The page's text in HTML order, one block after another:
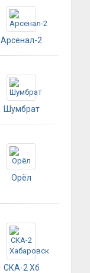
Арсенал-2
Шумбрат
Орёл
СКА-2 Хб